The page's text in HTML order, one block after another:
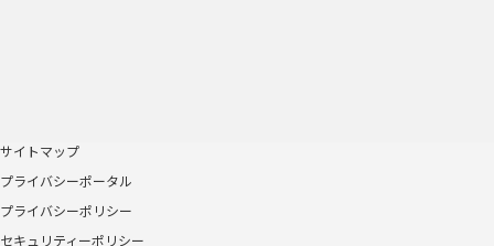
サイトマップ
プライバシーポータル
プライバシーポリシー
セキュリティーポリシー